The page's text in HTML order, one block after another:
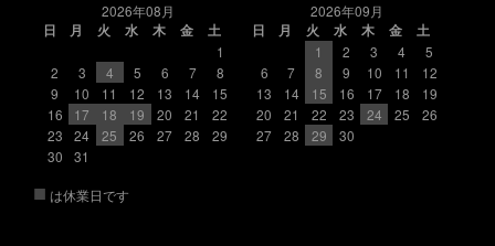
2026年08月
日
月 火 水 木 金
土
1
2
3 4 5 6 7
8
9
10 11 12 13 14
15
16
17 18 19 20 21
22
23
24 25 26 27 28
29
30
31
2026年09月
日
月 火 水 木 金
土
1
2 3 4
5
6
7 8 9 10 11
12
13
14 15 16 17 18
19
20
21 22 23 24 25
26
27
28 29 30
■ は休業日です